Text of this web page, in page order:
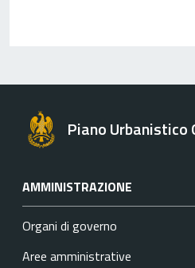
Piano Urbanistico
AMMINISTRAZIONE
Organi di governo
Aree amministrative